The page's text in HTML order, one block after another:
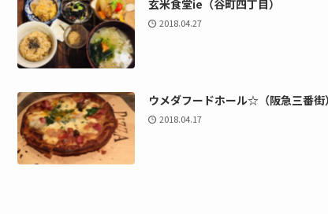
玄米食堂ie（谷町四丁目）
2018.04.27
ウメダフードホール☆（阪急三番街
2018.04.17